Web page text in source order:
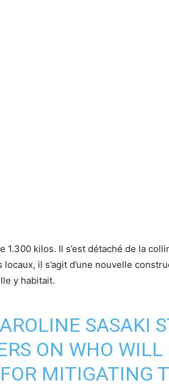
1.300 kilos. Il s’est détaché de la
il s’agit d’une nouvelle
y habitait.
SASAKI
ON WHO WILL
MITIGATING